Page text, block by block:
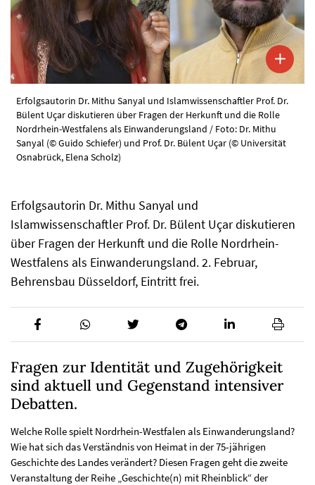
Erfolgsautorin Dr. Mithu Sanyal und Islamwissenschaftler Prof. Dr.
Bülent Uçar diskutieren über Fragen der Herkunft und die Rolle
Nordrhein-Westfalens als Einwanderungsland / Foto: Dr. Mithu
Sanyal (© Guido Schiefer) und Prof. Dr. Bülent Uçar (© Universität
Osnabrück, Elena Scholz)
Erfolgsautorin Dr. Mithu Sanyal und
Islamwissenschaftler Prof. Dr. Bülent Uçar diskutieren
über Fragen der Herkunft und die Rolle Nordrhein-
Westfalens als Einwanderungsland. 2. Februar,
Behrensbau Düsseldorf, Eintritt frei.
Fragen zur Identität und Zugehörigkeit
sind aktuell und Gegenstand intensiver
Debatten.
Welche Rolle spielt Nordrhein-Westfalen als Einwanderungsland?
Wie hat sich das Verständnis von Heimat in der 75-jährigen
Geschichte des Landes verändert? Diesen Fragen geht die zweite
Veranstaltung der Reihe „Geschichte(n) mit Rheinblick“ der